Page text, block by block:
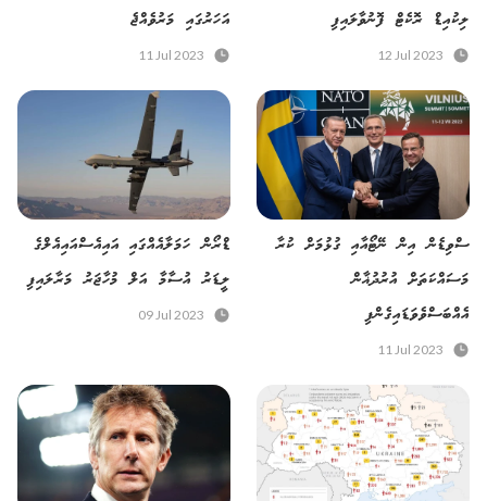
ލިކުއިޑް ރޮކެޓް ފޮނުވާލައިފި
12 Jul 2023
އަހަރުގައި މަރުވެއްޖެ
11 Jul 2023
ސްވިޑެން އިން ނޭޓޯއާއި ގުޅުމަށް ކުރާ
މަސައްކަތަށް އުރުދުޣާން
އެއްބަސްވެވަޑައިގެންފި
11 Jul 2023
ޑްރޯން ހަމަލާއެއްގައި އައިއެސްއައިއެލްގެ
ލީޑަރު އުސާމާ އަލް މުހާޖަރު މަރާލައިފި
09 Jul 2023